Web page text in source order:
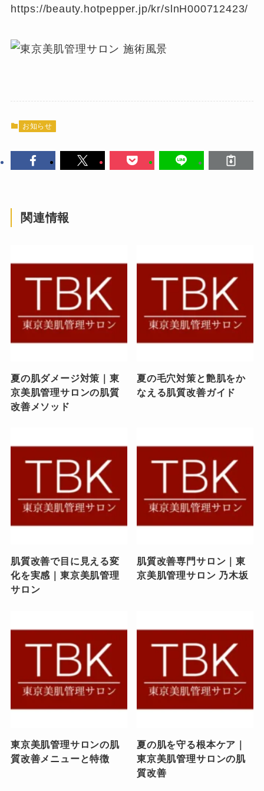
https://beauty.hotpepper.jp/kr/slnH000712423/
お知らせ
関連情報
夏の肌ダメージ対策｜東
京美肌管理サロンの肌質
改善メソッド
夏の毛穴対策と艶肌をか
なえる肌質改善ガイド
肌質改善で目に見える変
化を実感｜東京美肌管理
サロン
肌質改善専門サロン｜東
京美肌管理サロン 乃木坂
東京美肌管理サロンの肌
質改善メニューと特徴
夏の肌を守る根本ケア｜
東京美肌管理サロンの肌
質改善